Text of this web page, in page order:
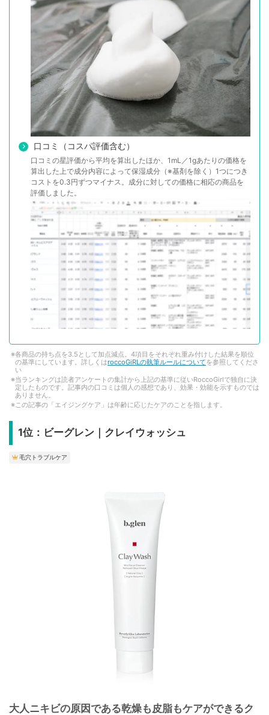
口コミ（コスパ評価含む）
口コミの星評価から平均を算出したほか、1mL／1gあたりの価格を
算出した上で成分内容によって保湿成分（※基剤を除く）1つにつき
コストを0.3円ずつマイナス。成分に対しての価格に相応の商品を
評価しました。
各商品の持ち点を3.5として加点減点。4項目をそれぞれ重み付けした結果を順位
の基準にしています。詳しくはroccoGiRLの執筆ルールについてを参照してくださ
い
当ランキングは読者アンケートの集計から上記の基準に従いRoccoGirlで独自に決
定したものです。記事内の口コミは個人の感想であり、効果・効能を示すものでは
ありません。
この記事の「エイジングケア」は年齢に応じたケアのことを指します。
1位：ビーグレン｜クレイウォッシュ
毛穴トラブルケア
大人ニキビの原因である乾燥も皮脂もケアができるク